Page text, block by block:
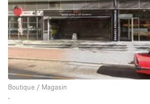
Accès aux handicapés
Air conditionné
Animals Friendly
Ascenseur
Bar
Boutique / Magasin
∙